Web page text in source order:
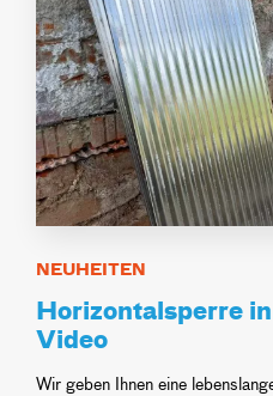
NEUHEITEN
Horizontalsperre
Video
Wir geben Ihnen eine